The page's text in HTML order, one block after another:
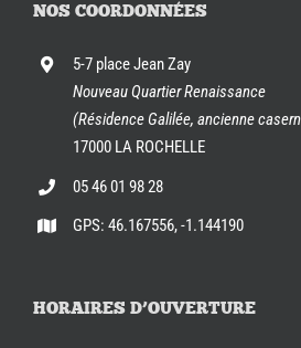
NOS COORDONNÉES
5-7 place Jean Zay
Nouveau Quartier Renaissance
(Résidence Galilée, ancienne
17000 LA ROCHELLE
05 46 01 98 28
GPS: 46.167556, -1.144190
HORAIRES D’OUVERTURE